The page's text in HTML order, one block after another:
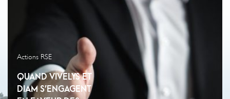
Actions RSE
QUAND VIVELYS ET
DIAM S’ENGAGENT